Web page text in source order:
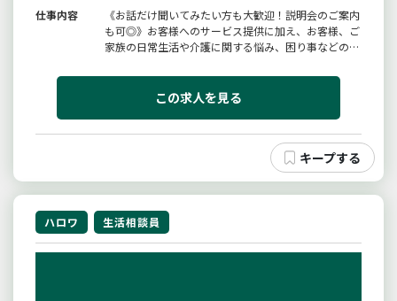
仕事内容
《お話だけ聞いてみたい方も大歓迎！説明会のご案内
も可◎》お客様へのサービス提供に加え、お客様、ご
家族の日常生活や介護に関する悩み、困り事などの相
のお仕事をお任せします。お客様が元気にイキイキと
した生活を送れるよう支援していただくお仕事です。
この求人を見る
ハロワ 生活相談員